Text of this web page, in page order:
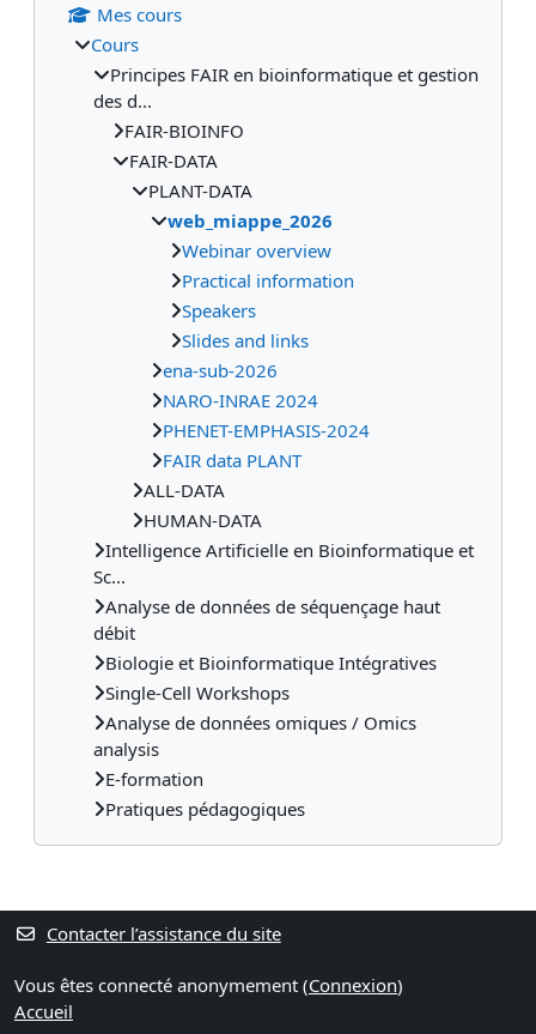
Mes cours
Cours
Principes FAIR en bioinformatique et gestion
des d...
FAIR-BIOINFO
FAIR-DATA
PLANT-DATA
web_miappe_2026
Webinar overview
Practical information
Speakers
Slides and links
ena-sub-2026
NARO-INRAE 2024
PHENET-EMPHASIS-2024
FAIR data PLANT
ALL-DATA
HUMAN-DATA
Intelligence Artificielle en Bioinformatique et
Sc...
Analyse de données de séquençage haut
débit
Biologie et Bioinformatique Intégratives
Single-Cell Workshops
Analyse de données omiques / Omics
analysis
E-formation
Pratiques pédagogiques
Contacter l’assistance du site
Vous êtes connecté anonymement (Connexion)
Accueil